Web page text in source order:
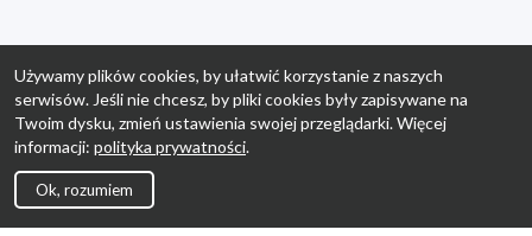
Używamy plików cookies, by ułatwić korzystanie z naszych
serwisów. Jeśli nie chcesz, by pliki cookies były zapisywane na
Twoim dysku, zmień ustawienia swojej przeglądarki. Więcej
informacji: polityka prywatności.
Ok, rozumiem